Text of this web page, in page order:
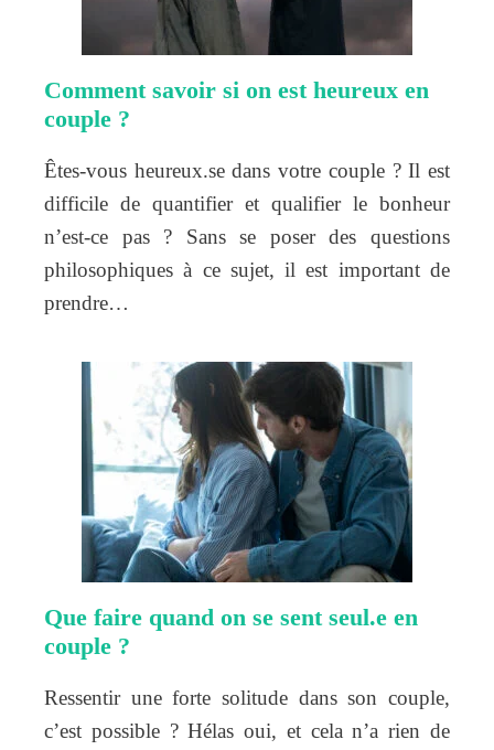
Comment savoir si on est heureux en
couple ?
Êtes-vous heureux.se dans votre couple ? Il est
difficile de quantifier et qualifier le bonheur
n’est-ce pas ? Sans se poser des questions
philosophiques à ce sujet, il est important de
prendre…
Que faire quand on se sent seul.e en
couple ?
Ressentir une forte solitude dans son couple,
c’est possible ? Hélas oui, et cela n’a rien de